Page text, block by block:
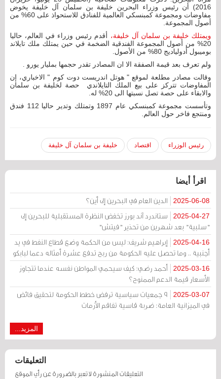
2016) أن رئيس وزراء البحرين خليفة بن سلمان آل خليفة يخوض
مفاوضات ومجموعة كمبنسكي العالمية للفنادق للاستحواذ على 60% من
أصول المجموعة.
ويمتلك خليفة بن سلمان آل خليفة، أقدم رئيس وزراء في العالم، حاليا
20% من أصول المجموعة الفندقية الضخمة في حين يمتلك ملك تايلاند
بوميبول أدولياديج 80% من الأصول.
ولم تعرف بعد قيمة الصفقة الا ان المصادر تقدر حجمها بمليار يورو .
وقالت مصادر مطلعة لموقع " هوتل اندريست دوت كوم " الاخباري، إن
المفاوضات تتركز على بيع الملك التايلاندي حصة لخليفة بن سلمان
والابقاء على حصة تصل نسبتها الى 20% له.
وتأسست مجموعة كمبنسكي عام 1897 وتمتلك وتدير حاليا 112 فندق
ومنتجع فاخر حول العالم.
رئيس الوزراء اقتصاد خليفة بن سلمان آل خليفة
اقرأ أيضا
2025-06-08 الدين العام في البحرين إلى أين؟
2025-04-27
ستاندرد آند بورز تخفض النظرة المستقبلية للبحرين إلى
"سلبية" بعد شهرين من تحذير "فيتش"
2025-04-16
إبراهيم شريف: ليس من الحكمة وضع قطاع النفط في يد
أجنبية .. وما تحصل عليه الحكومة من ربح تدفع عشرة أمثاله دعما لبابكو
2025-03-16
أحمد رضي: كيف سيحمي المواطن نفسه عندما تتجاوز
الأسعار قيمة الدعم الممنوح؟
2025-03-07
9 جمعيات سياسية ترفض خطط الحكومة لتحقيق فائض
في الميزانية العامة: ضربة قاسية تفاقم الأزمات
المزيد...
التعليقات
التعليقات المنشورة لا تعبر بالضرورة عن رأي الموقع